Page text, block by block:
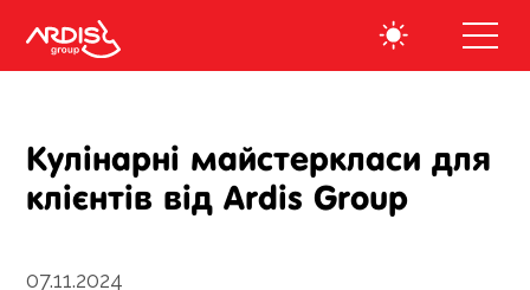
Кулінарні майстеркласи для
клієнтів від Ardis Group
07.11.2024